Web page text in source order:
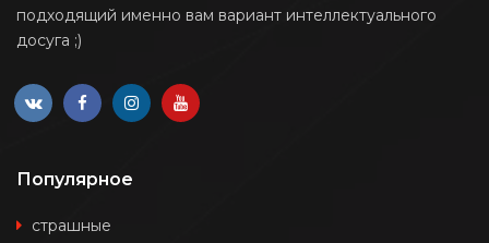
подходящий именно вам вариант интеллектуального
досуга ;)
Популярное
страшные